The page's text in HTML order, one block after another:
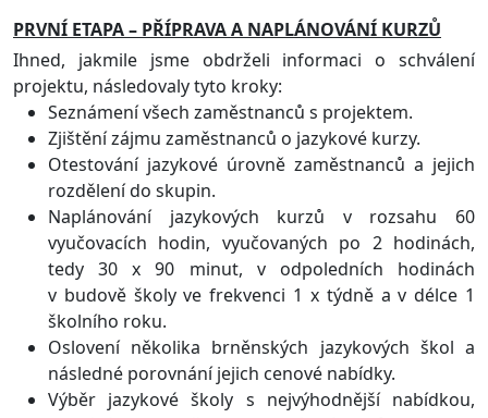
PRVNÍ ETAPA – PŘÍPRAVA A NAPLÁNOVÁNÍ KURZŮ
Ihned, jakmile jsme obdrželi informaci o schválení
projektu, následovaly tyto kroky:
Seznámení všech zaměstnanců s projektem.
Zjištění zájmu zaměstnanců o jazykové kurzy.
Otestování jazykové úrovně zaměstnanců a jejich
rozdělení do skupin.
Naplánování jazykových kurzů v rozsahu 60
vyučovacích hodin, vyučovaných po 2 hodinách,
tedy 30 x 90 minut, v odpoledních hodinách
v budově školy ve frekvenci 1 x týdně a v délce 1
školního roku.
Oslovení několika brněnských jazykových škol a
následné porovnání jejich cenové nabídky.
Výběr jazykové školy s nejvýhodnější nabídkou,